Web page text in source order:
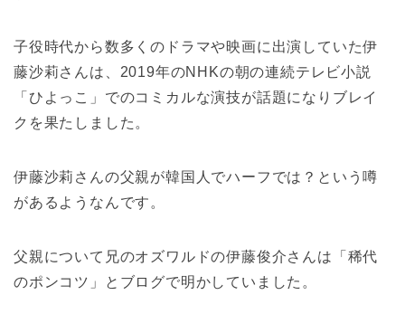
子役時代から数多くのドラマや映画に出演していた伊
藤沙莉さんは、2019年のNHKの朝の連続テレビ小説
「ひよっこ」でのコミカルな演技が話題になりブレイ
クを果たしました。
伊藤沙莉さんの父親が韓国人でハーフでは？という噂
があるようなんです。
父親について兄のオズワルドの伊藤俊介さんは「稀代
のポンコツ」とブログで明かしていました。